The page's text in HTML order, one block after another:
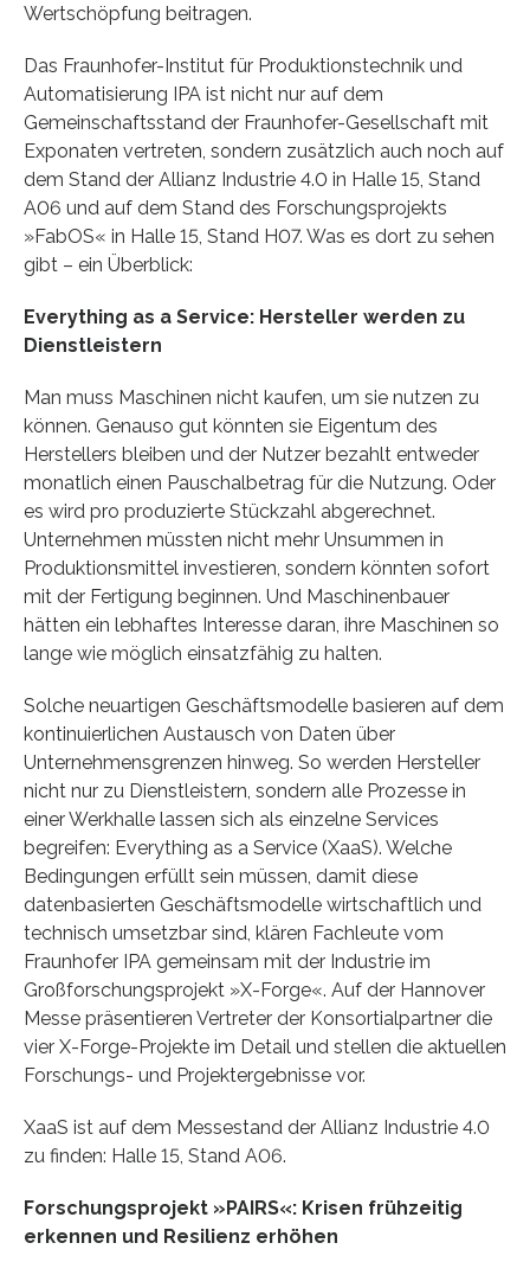
Wertschöpfung beitragen.
Das Fraunhofer-Institut für Produktionstechnik und
Automatisierung IPA ist nicht nur auf dem
Gemeinschaftsstand der Fraunhofer-Gesellschaft mit
Exponaten vertreten, sondern zusätzlich auch noch auf
dem Stand der Allianz Industrie 4.0 in Halle 15, Stand
A06 und auf dem Stand des Forschungsprojekts
»FabOS« in Halle 15, Stand H07. Was es dort zu sehen
gibt – ein Überblick:
Everything as a Service: Hersteller werden zu
Dienstleistern
Man muss Maschinen nicht kaufen, um sie nutzen zu
können. Genauso gut könnten sie Eigentum des
Herstellers bleiben und der Nutzer bezahlt entweder
monatlich einen Pauschalbetrag für die Nutzung. Oder
es wird pro produzierte Stückzahl abgerechnet.
Unternehmen müssten nicht mehr Unsummen in
Produktionsmittel investieren, sondern könnten sofort
mit der Fertigung beginnen. Und Maschinenbauer
hätten ein lebhaftes Interesse daran, ihre Maschinen so
lange wie möglich einsatzfähig zu halten.
Solche neuartigen Geschäftsmodelle basieren auf dem
kontinuierlichen Austausch von Daten über
Unternehmensgrenzen hinweg. So werden Hersteller
nicht nur zu Dienstleistern, sondern alle Prozesse in
einer Werkhalle lassen sich als einzelne Services
begreifen: Everything as a Service (XaaS). Welche
Bedingungen erfüllt sein müssen, damit diese
datenbasierten Geschäftsmodelle wirtschaftlich und
technisch umsetzbar sind, klären Fachleute vom
Fraunhofer IPA gemeinsam mit der Industrie im
Großforschungsprojekt »X-Forge«. Auf der Hannover
Messe präsentieren Vertreter der Konsortialpartner die
vier X-Forge-Projekte im Detail und stellen die aktuellen
Forschungs- und Projektergebnisse vor.
XaaS ist auf dem Messestand der Allianz Industrie 4.0
zu finden: Halle 15, Stand A06.
Forschungsprojekt »PAIRS«: Krisen frühzeitig
erkennen und Resilienz erhöhen